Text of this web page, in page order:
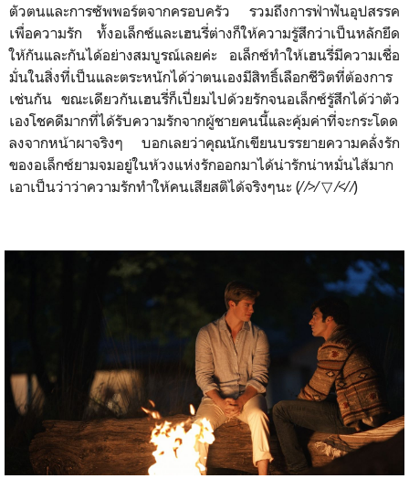
ตัวตนและการซัพพอร์ตจากครอบครัว รวมถึงการฟ่าฟันอุปสรรค
เพื่อความรัก ทั้งอเล็กซ์และเฮนรี่ต่างก็ให้ความรู้สึกว่าเป็นหลักยึด
ให้กันและกันได้อย่างสมบูรณ์เลยค่ะ อเล็กซ์ทำให้เฮนรี่มีความเชื่อ
มั่นในสิ่งที่เป็นและตระหนักได้ว่าตนเองมีสิทธิ์เลือกชีวิตที่ต้องการ
เช่นกัน ขณะเดียวกันเฮนรี่ก็เปี่ยมไปด้วยรักจนอเล็กซ์รู้สึกได้ว่าตัว
เองโชคดีมากที่ได้รับความรักจากผู้ชายคนนี้และคุ้มค่าที่จะกระโดด
ลงจากหน้าผาจริงๆ บอกเลยว่าคุณนักเขียนบรรยายความคลั่งรัก
ของอเล็กซ์ยามจมอยู่ในห้วงแห่งรักออกมาได้น่ารักน่าหมั่นไส้มาก
เอาเป็นว่าว่าความรักทำให้คนเสียสติได้จริงๆนะ (⁄ ⁄>⁄ ▽ ⁄<⁄ ⁄)